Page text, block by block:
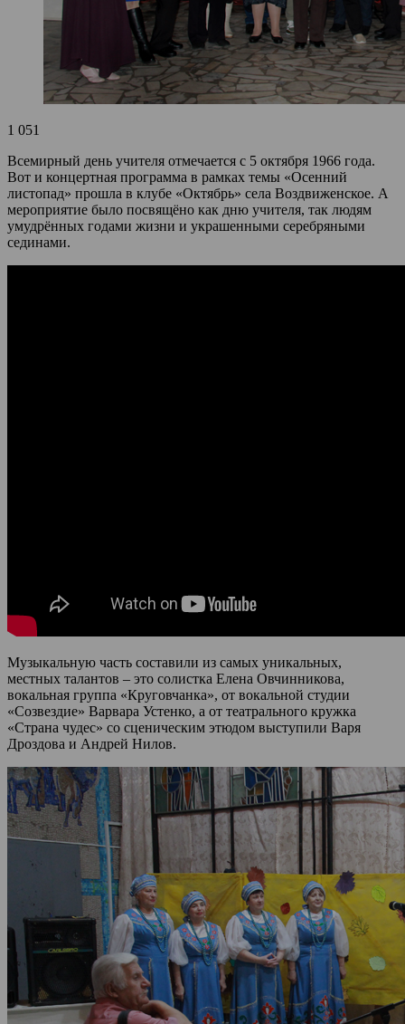
1 051
Всемирный день учителя отмечается с 5 октября 1966 года.
Вот и концертная программа в рамках темы «Осенний
листопад» прошла в клубе «Октябрь» села Воздвиженское. А
мероприятие было посвящёно как дню учителя, так людям
умудрённых годами жизни и украшенными серебряными
сединами.
Музыкальную часть составили из самых уникальных,
местных талантов – это солистка Елена Овчинникова,
вокальная группа «Круговчанка», от вокальной студии
«Созвездие» Варвара Устенко, а от театрального кружка
«Страна чудес» со сценическим этюдом выступили Варя
Дроздова и Андрей Нилов.